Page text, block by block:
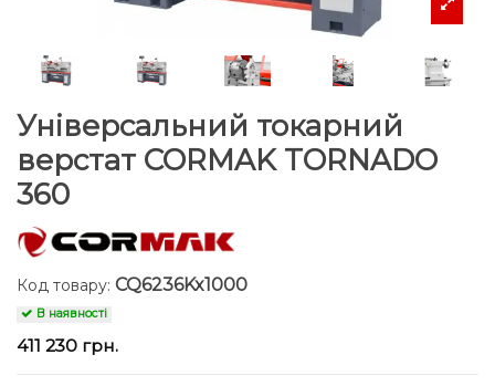
Універсальний токарний
верстат CORMAK TORNADO
360
Код товару: CQ6236Kx1000
В наявності
411 230 грн.